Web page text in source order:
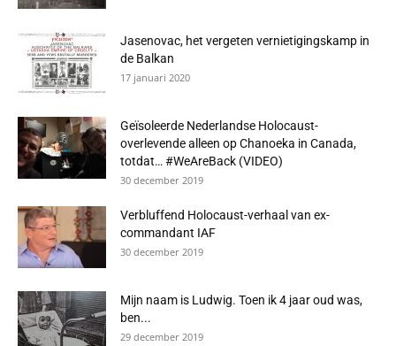
Jasenovac, het vergeten vernietigingskamp in
de Balkan
17 januari 2020
Geïsoleerde Nederlandse Holocaust-
overlevende alleen op Chanoeka in Canada,
totdat… #WeAreBack (VIDEO)
30 december 2019
Verbluffend Holocaust-verhaal van ex-
commandant IAF
30 december 2019
Mijn naam is Ludwig. Toen ik 4 jaar oud was,
ben...
29 december 2019